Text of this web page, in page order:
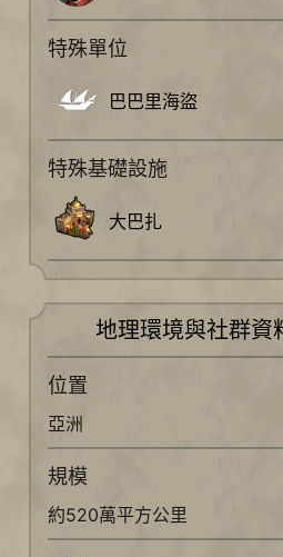
特殊單位
巴巴里海盜
特殊基礎設施
大巴扎
地理環境與社群資
位置
亞洲
規模
約520萬平方公里